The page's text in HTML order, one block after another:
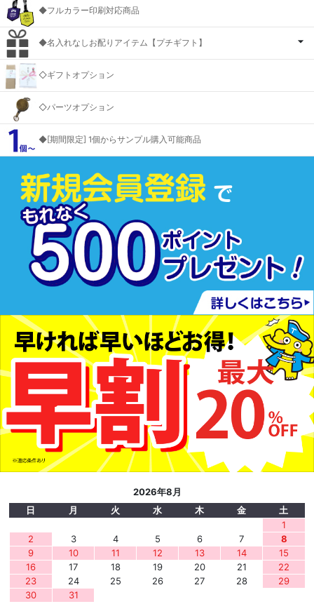
◆フルカラー印刷対応商品
◆名入れなしお配りアイテム【プチギフト】
◇ギフトオプション
◇パーツオプション
◆[期間限定] 1個からサンプル購入可能商品
2026年8月
日
月 火 水 木 金
土
1
2
3 4 5 6 7
8
9
10 11 12 13 14
15
16
17 18 19 20 21
22
23
24 25 26 27 28
29
30
31